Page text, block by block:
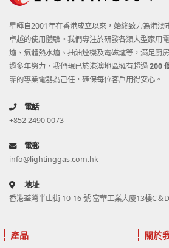
星暉自2001年在香港成立以來，始終致力為港澳
卓越的使用體驗。我們專注於研發各類大型家用
爐、氣體熱水爐、抽油煙機及電磁爐等，滿足廚
過多年努力，我們現已於港澳地區擁有超過200
靠的專業電器為己任，確保每位客戶用得安心。
電話
+852 2490 0073
電郵
info@lightinggas.com.hk
地址
香港荃灣半山街 10-16 號 富華工業大廈13樓C＆
產品 關於